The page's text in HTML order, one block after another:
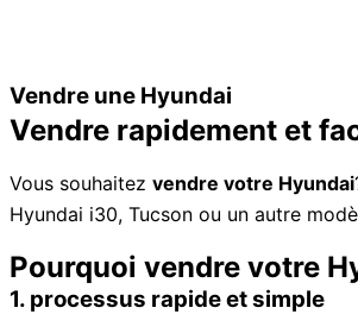
Vendre une Hyundai
Vendre rapidement et
Vous souhaitez vendre votre Hyundai
Hyundai i30, Tucson ou un autre
Pourquoi vendre votre
1. processus rapide et simple